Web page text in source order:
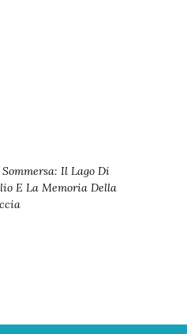
Il Lago Di
E La Memoria Della